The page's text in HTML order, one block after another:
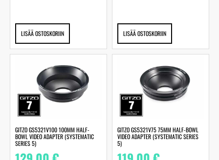
LISÄÄ OSTOSKORIIN LISÄÄ OSTOSKORIIN
GITZO GS5321V100 100MM HALF-
BOWL VIDEO ADAPTER (SYSTEMATIC
SERIES 5)
GITZO GS5321V75 75MM HALF-BOWL
VIDEO ADAPTER (SYSTEMATIC SERIES
5)